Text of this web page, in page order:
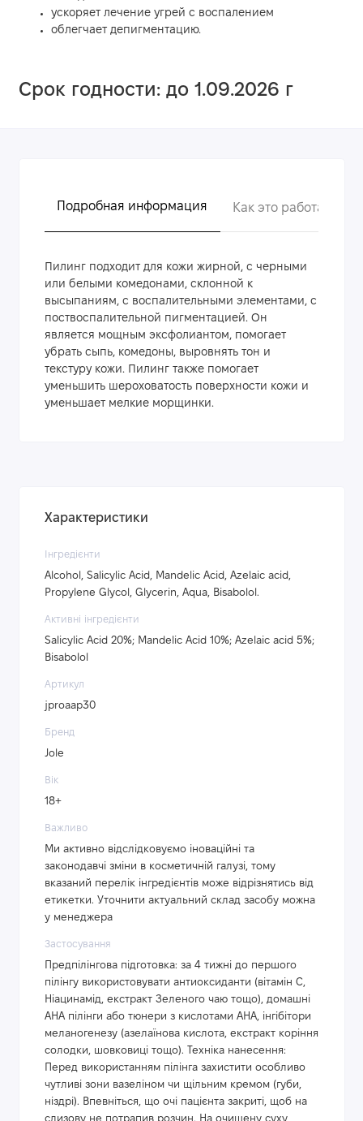
ускоряет лечение угрей с воспалением
облегчает депигментацию.
Срок годности: до 1.09.2026 г
Подробная информация Как это работает?
Пилинг подходит для кожи жирной, с черными
или белыми комедонами, склонной к
высыпаниям, с воспалительными элементами, с
поствоспалительной пигментацией. Он
является мощным эксфолиантом, помогает
убрать сыпь, комедоны, выровнять тон и
текстуру кожи. Пилинг также помогает
уменьшить шероховатость поверхности кожи и
уменьшает мелкие морщинки.
Характеристики
Інгредієнти
Alcohol, Salicylic Acid, Mandelic Acid, Azelaic acid,
Propylene Glycol, Glycerin, Aqua, Bisabolol.
Активні інгредієнти
Salicylic Acid 20%; Mandelic Acid 10%; Azelaic acid 5%;
Bisabolol
Артикул
jproaap30
Бренд
Jole
Вік
18+
Важливо
Ми активно відслідковуємо іноваційні та
законодавчі зміни в косметичній галузі, тому
вказаний перелік інгредієнтів може відрізнятись від
етикетки. Уточнити актуальний склад засобу можна
у менеджера
Застосування
Предпілінгова підготовка: за 4 тижні до першого
пілінгу використовувати антиоксиданти (вітамін С,
Ніацинамід, екстракт Зеленого чаю тощо), домашні
АНА пілінги або тюнери з кислотами АНА, інгібітори
меланогенезу (азелаїнова кислота, екстракт коріння
солодки, шовковиці тощо). Техніка нанесення:
Перед використанням пілінга захистити особливо
чутливі зони вазеліном чи щільним кремом (губи,
ніздрі). Впевніться, що очі пацієнта закриті, щоб на
слизову не потрапив розчин. На очищену суху